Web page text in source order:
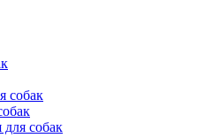
собак
собак